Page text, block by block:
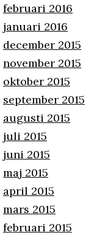
februari 2016
januari 2016
december 2015
november 2015
oktober 2015
september 2015
augusti 2015
juli 2015
juni 2015
maj 2015
april 2015
mars 2015
februari 2015